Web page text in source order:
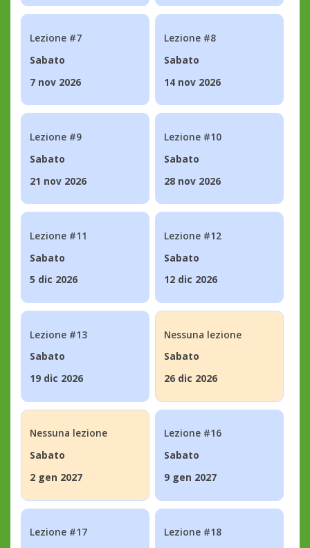
Lezione #7
Sabato
7 nov 2026
Lezione #8
Sabato
14 nov 2026
Lezione #9
Sabato
21 nov 2026
Lezione #10
Sabato
28 nov 2026
Lezione #11
Sabato
5 dic 2026
Lezione #12
Sabato
12 dic 2026
Lezione #13
Sabato
19 dic 2026
Nessuna lezione
Sabato
26 dic 2026
Nessuna lezione
Sabato
2 gen 2027
Lezione #16
Sabato
9 gen 2027
Lezione #17
Lezione #18